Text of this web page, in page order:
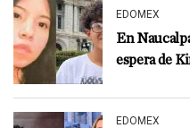
EDOMEX
En
espera de
EDOMEX